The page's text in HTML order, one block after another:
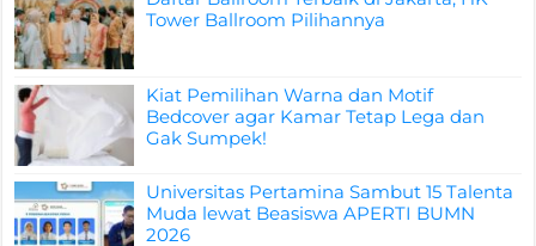
Tower Ballroom Pilihannya
Kiat Pemilihan Warna dan Motif
Bedcover agar Kamar Tetap Lega dan
Gak Sumpek!
Universitas Pertamina Sambut 15 Talenta
Muda lewat Beasiswa APERTI BUMN
2026